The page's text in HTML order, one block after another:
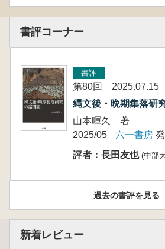
書評コーナー
書評
第80回 2025.07.15
縄文後・晩期集落研
山本暉久 著
2025/05
六一書房
評者：長田友也 (中部
過去の書評を見る
新着レビュー